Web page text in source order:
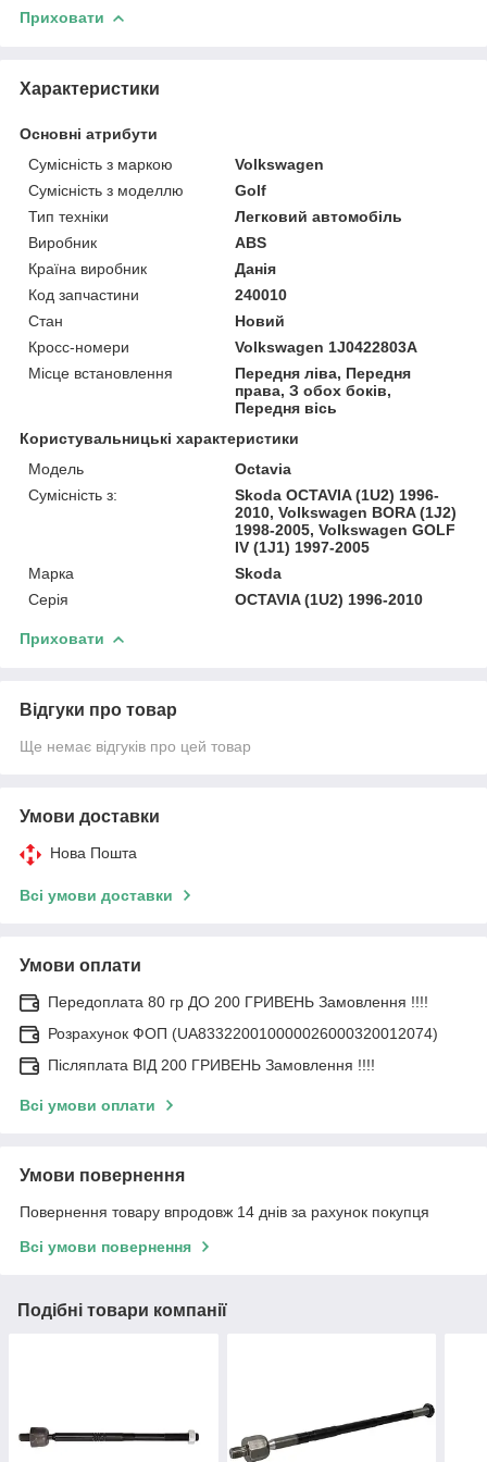
Приховати
Характеристики
Основні атрибути
Сумісність з маркою
Volkswagen
Сумісність з моделлю
Golf
Тип техніки
Легковий автомобіль
Виробник
ABS
Країна виробник
Данія
Код запчастини
240010
Стан
Новий
Кросс-номери
Volkswagen 1J0422803A
Місце встановлення
Передня ліва, Передня
права, З обох боків,
Передня вісь
Користувальницькі характеристики
Модель
Octavia
Сумісність з:
Skoda OCTAVIA (1U2) 1996-
2010, Volkswagen BORA (1J2)
1998-2005, Volkswagen GOLF
IV (1J1) 1997-2005
Марка
Skoda
Серія
OCTAVIA (1U2) 1996-2010
Приховати
Відгуки про товар
Ще немає відгуків про цей товар
Умови доставки
Нова Пошта
Всі умови доставки
Умови оплати
Передоплата 80 гр ДО 200 ГРИВЕНЬ Замовлення !!!!
Розрахунок ФОП (UA833220010000026000320012074)
Післяплата ВІД 200 ГРИВЕНЬ Замовлення !!!!
Всі умови оплати
Умови повернення
Повернення товару впродовж 14 днів за рахунок покупця
Всі умови повернення
Подібні товари компанії